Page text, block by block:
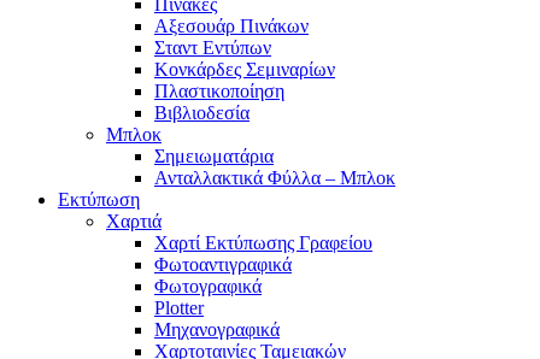
Πίνακες
Αξεσουάρ Πινάκων
Σταντ Εντύπων
Κονκάρδες Σεμιναρίων
Πλαστικοποίηση
Βιβλιοδεσία
Μπλοκ
Σημειωματάρια
Ανταλλακτικά Φύλλα – Μπλοκ
Εκτύπωση
Χαρτιά
Χαρτί Εκτύπωσης Γραφείου
Φωτοαντιγραφικά
Φωτογραφικά
Plotter
Μηχανογραφικά
Χαρτοταινίες Ταμειακών